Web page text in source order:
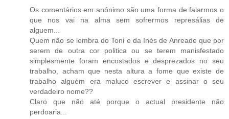
Os comentários em anónimo são uma forma de falarmos o
que nos vai na alma sem sofrermos represálias de
alguem...
Quem não se lembra do Toni e da Inès de Anreade que por
serem de outra cor politica ou se terem manisfestado
simplesmente foram encostados e desprezados no seu
trabalho, acham que nesta altura a fome que existe de
trabalho alguém era maluco escrever e assinar o seu
verdadeiro nome??
Claro que não até porque o actual presidente não
perdoaria...